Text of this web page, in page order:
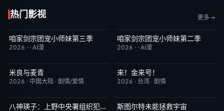
热门影视 更多
完结 6.0
咱家剑宗团宠小师妹第三季
2026 · · AI漫
完结 6.0
咱家剑宗团宠小师妹第二季
2026 · · AI漫
更新至第15集
米良与麦青
2026 · 中国大陆 · 剧情/爱情
更新至第02集
来！金来号！
2026 · 台湾 · 剧情
更新至第04集 3.0八神瑛子：上野中央署组织犯罪对策课 更新至第03集
斯图尔特未能拯救宇宙